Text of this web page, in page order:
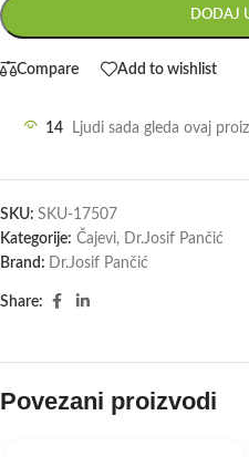
DODAJ
Compare Add to wishlist
14 Ljudi sada gleda ovaj
SKU: SKU-17507
Kategorije: Čajevi, Dr.Josif Pančić
Brand: Dr.Josif Pančić
Share:
Povezani proizvodi